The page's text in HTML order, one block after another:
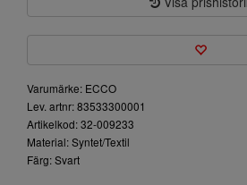
Varumärke: ECCO
Lev. artnr: 83533300001
Artikelkod: 32-009233
Material: Syntet/Textil
Färg: Svart